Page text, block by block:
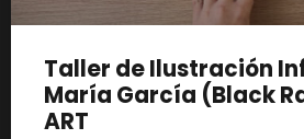
Taller de Ilustración
María García (Black
ART